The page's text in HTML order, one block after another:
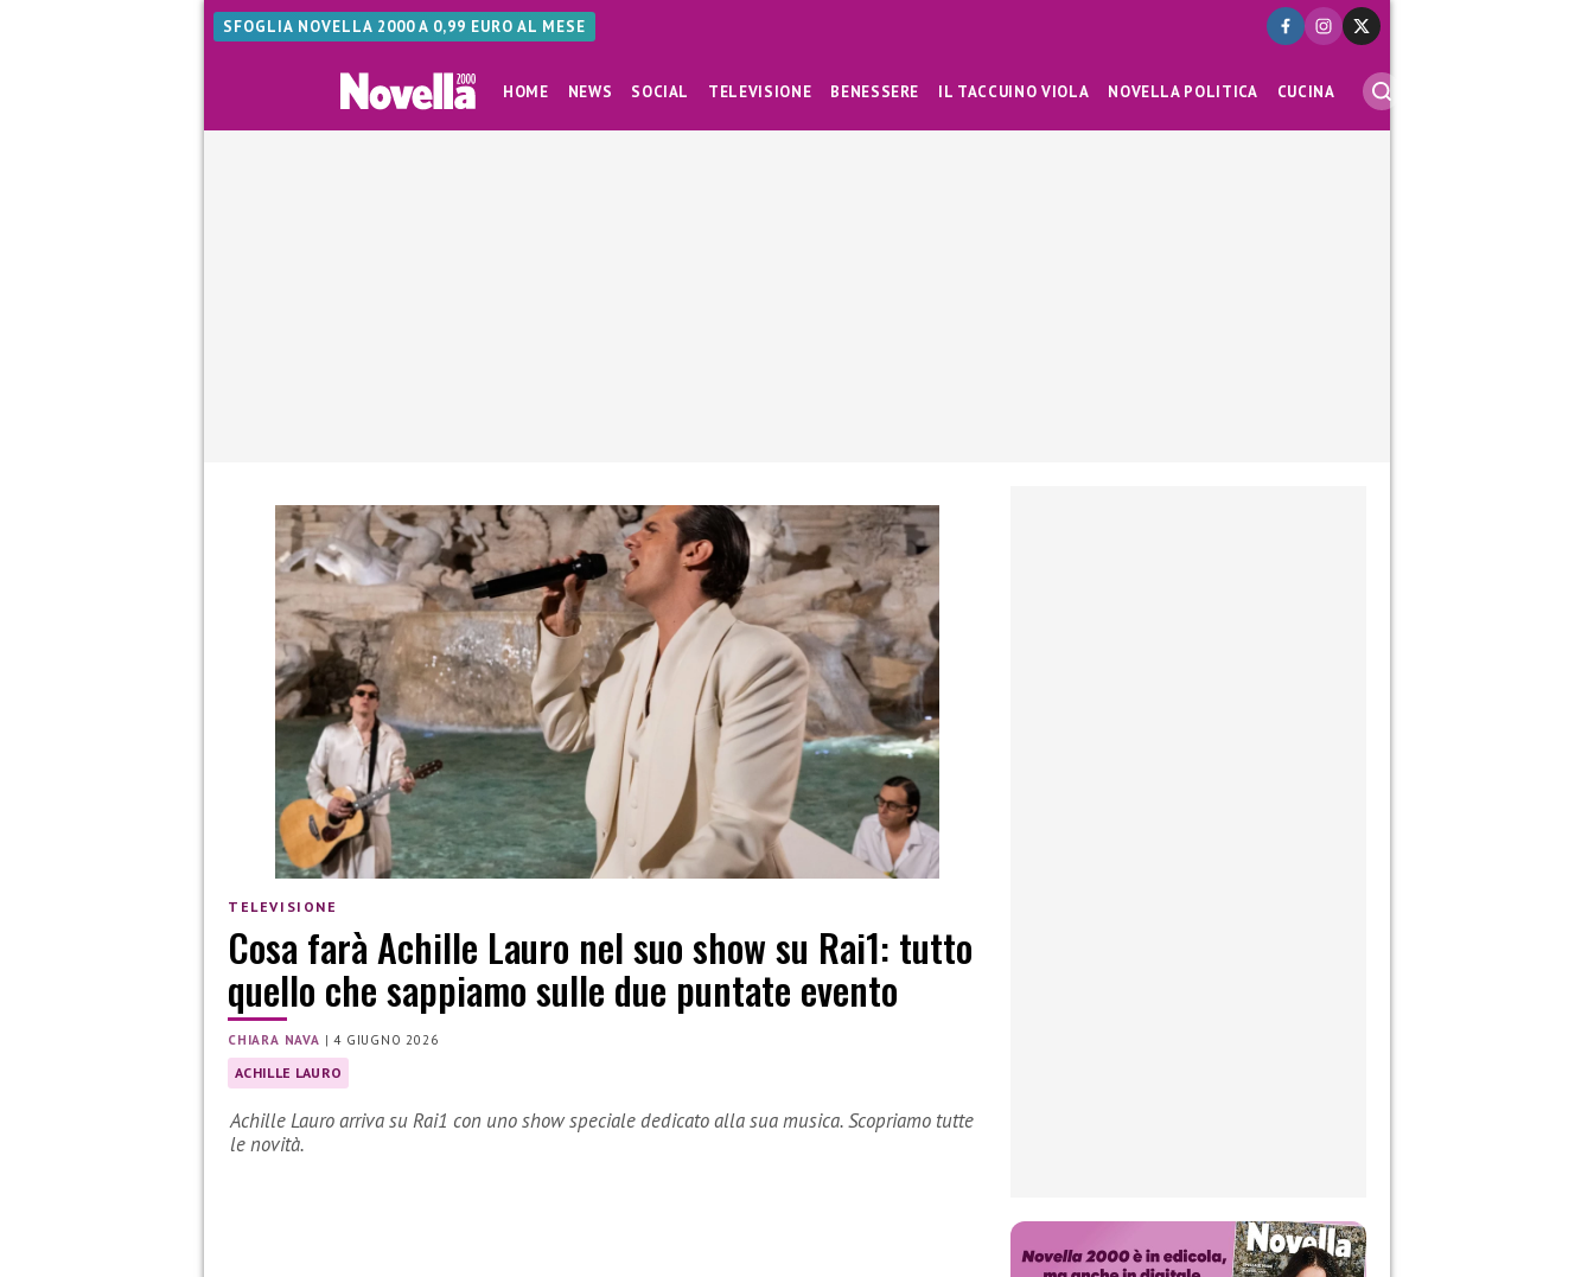
SFOGLIA NOVELLA 2000 A 0,99 EURO AL MESE
HOME NEWS SOCIAL TELEVISIONE BENESSERE IL TACCUINO VIOLA NOVELLA POLITICA CUCINA
TELEVISIONE
Cosa farà Achille Lauro nel suo show su Rai1: tutto
quello che sappiamo sulle due puntate evento
CHIARA NAVA |4 GIUGNO 2026
ACHILLE LAURO
Achille Lauro arriva su Rai1 con uno show speciale dedicato alla sua musica. Scopriamo tutte
le novità.